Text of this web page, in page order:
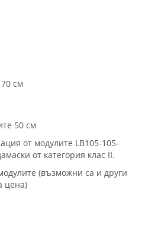
см
50 см
от модулите LB105-105-
от категория клас II.
(възможни са и други
цена)